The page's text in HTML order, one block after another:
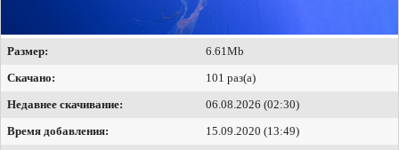
Размер:
6.61Mb
Скачано:
101 раз(а)
Недавнее скачивание:
06.08.2026 (02:30)
Время добавления:
15.09.2020 (13:49)